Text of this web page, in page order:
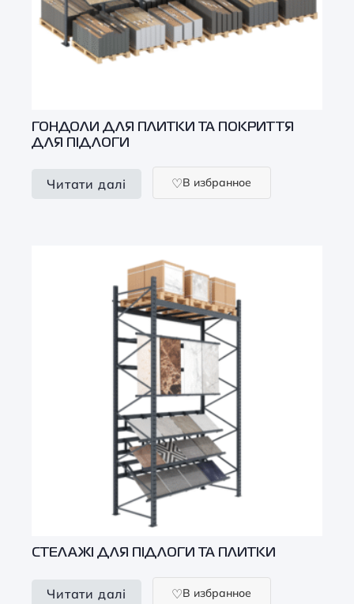
ГОНДОЛИ ДЛЯ ПЛИТКИ ТА ПОКРИТТЯ
ДЛЯ ПІДЛОГИ
Читати далі В избранное
СТЕЛАЖІ ДЛЯ ПІДЛОГИ ТА ПЛИТКИ
Читати далі В избранное